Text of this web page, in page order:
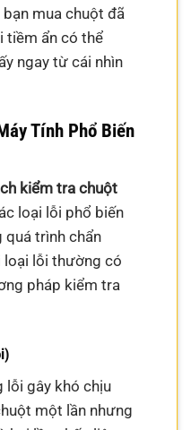
mua chuột đã
tiềm ẩn có thể
ngay từ cái nhìn
Tính Phổ Biến
kiểm tra chuột
loại lỗi phổ biến
quá trình chẩn
loại lỗi thường có
pháp kiểm tra
lỗi gây khó chịu
một lần nhưng